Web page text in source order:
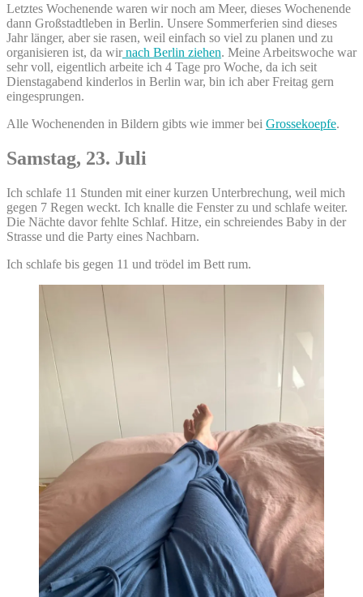
Letztes Wochenende waren wir noch am Meer, dieses Wochenende
dann Großstadtleben in Berlin. Unsere Sommerferien sind dieses
Jahr länger, aber sie rasen, weil einfach so viel zu planen und zu
organisieren ist, da wirnach Berlin ziehen. Meine Arbeitswoche war
sehr voll, eigentlich arbeite ich 4 Tage pro Woche, da ich seit
Dienstagabend kinderlos in Berlin war, bin ich aber Freitag gern
eingesprungen.
Alle Wochenenden in Bildern gibts wie immer bei Grossekoepfe.
Samstag, 23. Juli
Ich schlafe 11 Stunden mit einer kurzen Unterbrechung, weil mich
gegen 7 Regen weckt. Ich knalle die Fenster zu und schlafe weiter.
Die Nächte davor fehlte Schlaf. Hitze, ein schreiendes Baby in der
Strasse und die Party eines Nachbarn.
Ich schlafe bis gegen 11 und trödel im Bett rum.